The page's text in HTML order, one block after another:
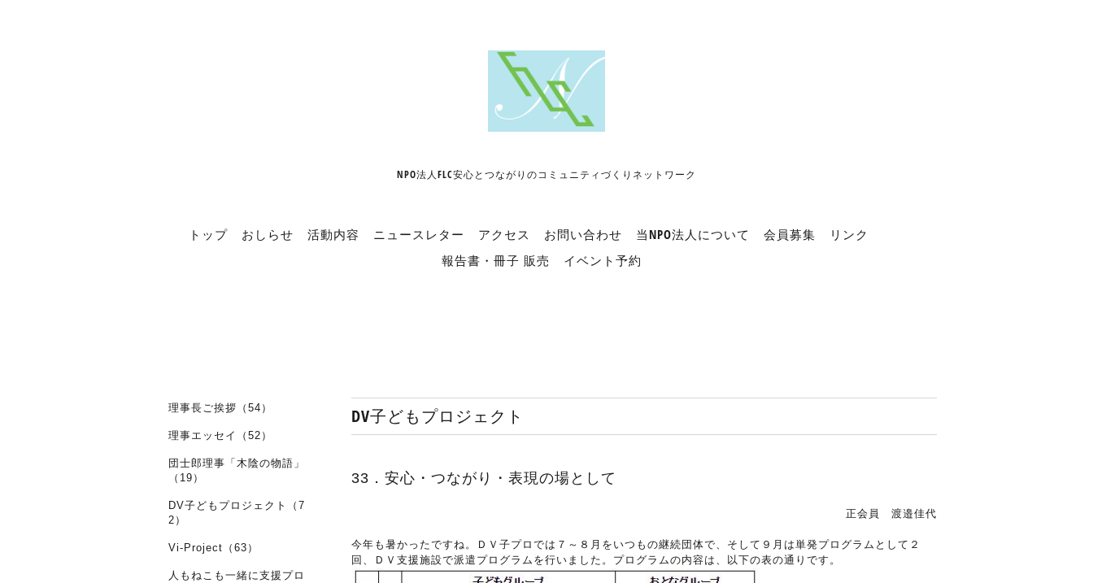
NPO法人FLC安心とつながりのコミュニティづくりネットワーク
トップ おしらせ 活動内容 ニュースレター アクセス お問い合わせ 当NPO法人について 会員募集
リンク
報告書・冊子 販売
イベント予約
DV子どもプロジェクト
33．安心・つながり・表現の場として
正会員 渡邉佳代
今年も暑かったですね。ＤＶ子プロでは７～８月をいつもの継続団体で、そして９月は単発プログラムとして２
回、ＤＶ支援施設で派遣プログラムを行いました。プログラムの内容は、以下の表の通りです。
理事長ご挨拶（54）
理事エッセイ（52）
団士郎理事「木陰の物語」
（19）
DV子どもプロジェクト（7
2）
Vi-Project（63）
人もねこも一緒に支援プロ